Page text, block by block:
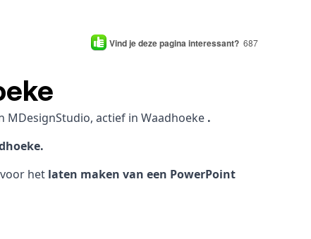
Vind je deze pagina interessant? 687
MDesignStudio, actief in Waadhoeke .
het laten maken van een PowerPoint